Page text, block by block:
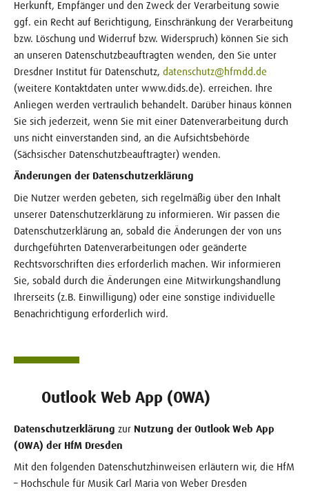
Herkunft, Empfänger und den Zweck der Verarbeitung sowie
ggf. ein Recht auf Berichtigung, Einschränkung der Verarbeitung
bzw. Löschung und Widerruf bzw. Widerspruch) können Sie sich
an unseren Datenschutzbeauftragten wenden, den Sie unter
Dresdner Institut für Datenschutz, datenschutz@hfmdd.de
(weitere Kontaktdaten unter www.dids.de). erreichen. Ihre
Anliegen werden vertraulich behandelt. Darüber hinaus können
Sie sich jederzeit, wenn Sie mit einer Datenverarbeitung durch
uns nicht einverstanden sind, an die Aufsichtsbehörde
(Sächsischer Datenschutzbeauftragter) wenden.
Änderungen der Datenschutzerklärung
Die Nutzer werden gebeten, sich regelmäßig über den Inhalt
unserer Datenschutzerklärung zu informieren. Wir passen die
Datenschutzerklärung an, sobald die Änderungen der von uns
durchgeführten Datenverarbeitungen oder geänderte
Rechtsvorschriften dies erforderlich machen. Wir informieren
Sie, sobald durch die Änderungen eine Mitwirkungshandlung
Ihrerseits (z.B. Einwilligung) oder eine sonstige individuelle
Benachrichtigung erforderlich wird.
Outlook Web App (OWA)
Datenschutzerklärung zur Nutzung der Outlook Web App
(OWA) der HfM Dresden
Mit den folgenden Datenschutzhinweisen erläutern wir, die HfM
– Hochschule für Musik Carl Maria von Weber Dresden